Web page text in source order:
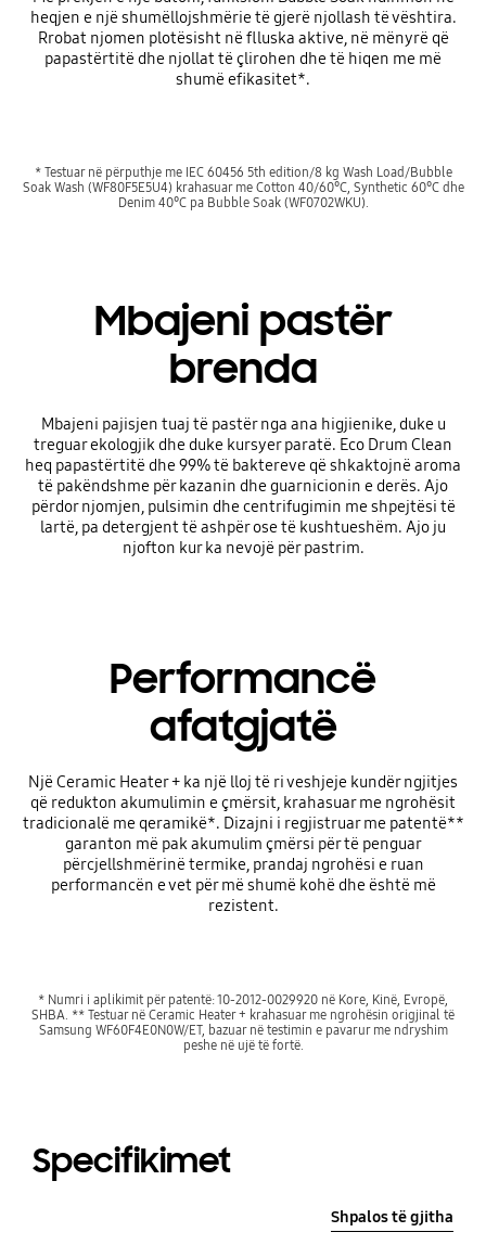
heqjen e një shumëllojshmërie të gjerë njollash të vështira.
Rrobat njomen plotësisht në flluska aktive, në mënyrë që
papastërtitë dhe njollat të çlirohen dhe të hiqen me më
shumë efikasitet*.
* Testuar në përputhje me IEC 60456 5th edition/8 kg Wash Load/Bubble
Soak Wash (WF80F5E5U4) krahasuar me Cotton 40/60°C, Synthetic 60°C dhe
Denim 40°C pa Bubble Soak (WF0702WKU).
Mbajeni pastër
brenda
Mbajeni pajisjen tuaj të pastër nga ana higjienike, duke u
treguar ekologjik dhe duke kursyer paratë. Eco Drum Clean
heq papastërtitë dhe 99% të baktereve që shkaktojnë aroma
të pakëndshme për kazanin dhe guarnicionin e derës. Ajo
përdor njomjen, pulsimin dhe centrifugimin me shpejtësi të
lartë, pa detergjent të ashpër ose të kushtueshëm. Ajo ju
njofton kur ka nevojë për pastrim.
Performancë
afatgjatë
Një Ceramic Heater + ka një lloj të ri veshjeje kundër ngjitjes
që redukton akumulimin e çmërsit, krahasuar me ngrohësit
tradicionalë me qeramikë*. Dizajni i regjistruar me patentë**
garanton më pak akumulim çmërsi për të penguar
përcjellshmërinë termike, prandaj ngrohësi e ruan
performancën e vet për më shumë kohë dhe është më
rezistent.
* Numri i aplikimit për patentë: 10-2012-0029920 në Kore, Kinë, Evropë,
SHBA. ** Testuar në Ceramic Heater + krahasuar me ngrohësin origjinal të
Samsung WF60F4E0N0W/ET, bazuar në testimin e pavarur me ndryshim
peshe në ujë të fortë.
Specifikimet
Shpalos të gjitha